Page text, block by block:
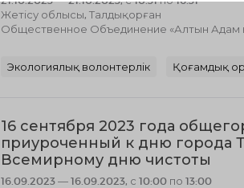
Жетісу облысы, Талдықорған
Общественное Объединение «Алтын Адам
Экологиялық волонтерлік Қоғамдық
16 сентября 2023 года
приуроченный к дню города
Всемирному дню чистоты
16.09.2023 — 16.09.2023, с 10:00 по 13:00